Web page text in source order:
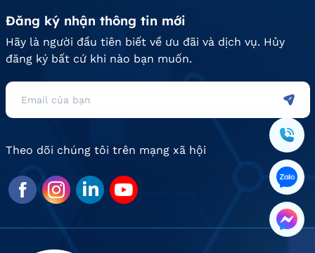
Đăng ký nhận thông tin mới
Hãy là người đầu tiên biết về ưu đãi và dịch vụ. Hủy
đăng ký bất cứ khi nào bạn muốn.
Theo dõi chúng tôi trên mạng xã hội